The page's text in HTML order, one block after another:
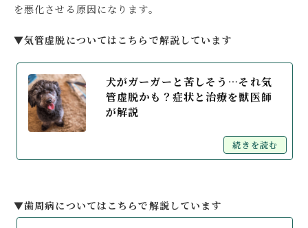
を悪化させる原因になります。
▼気管虚脱についてはこちらで解説しています
犬がガーガーと苦しそう…それ気
管虚脱かも？症状と治療を獣医師
が解説
続きを読む
▼歯周病についてはこちらで解説しています